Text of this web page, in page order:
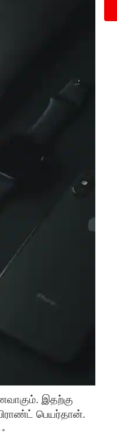
இதற்கு
பெயர்தான்.